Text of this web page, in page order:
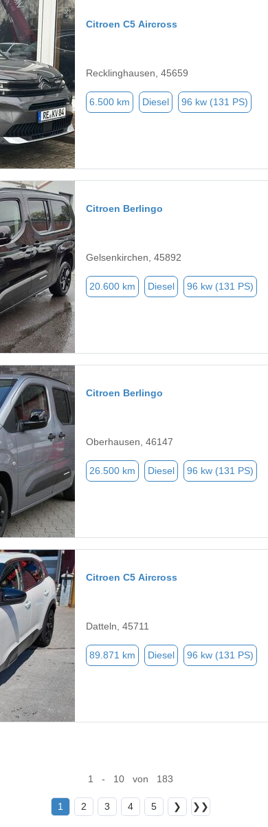
Citroen C5 Aircross
Recklinghausen, 45659
6.500 km Diesel 96 kw (131 PS)
Citroen Berlingo
Gelsenkirchen, 45892
20.600 km Diesel 96 kw (131 PS)
Citroen Berlingo
Oberhausen, 46147
26.500 km Diesel 96 kw (131 PS)
Citroen C5 Aircross
Datteln, 45711
89.871 km Diesel 96 kw (131 PS)
1 - 10 von 183
1 2 3 4 5 ❯ ❯❯